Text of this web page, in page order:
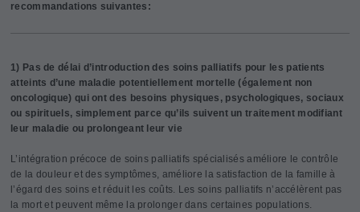
recommandations suivantes:
1) Pas de délai d’introduction des soins palliatifs pour les patients
atteints d’une maladie potentiellement mortelle (également non
oncologique) qui ont des besoins physiques, psychologiques, sociaux
ou spirituels, simplement parce qu’ils suivent un traitement modifiant
leur maladie ou prolongeant leur vie
L’intégration précoce de soins palliatifs spécialisés améliore le contrôle
de la douleur et des symptômes, améliore la satisfaction de la famille à
l’égard des soins et réduit les coûts. Les soins palliatifs n’accélèrent pas
la mort et peuvent même la prolonger dans certaines populations.